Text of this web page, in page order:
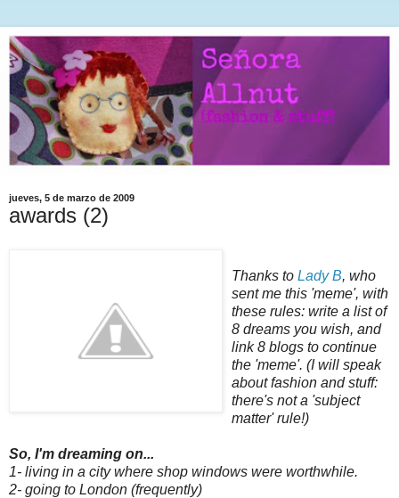
jueves, 5 de marzo de 2009
awards (2)
Thanks to Lady B, who
sent me this 'meme', with
these rules: write a list of
8 dreams you wish, and
link 8 blogs to continue
the 'meme'. (I will speak
about fashion and stuff:
there's not a 'subject
matter' rule!)
So, I'm dreaming on...
1- living in a city where shop windows were worthwhile.
2- going to London (frequently)